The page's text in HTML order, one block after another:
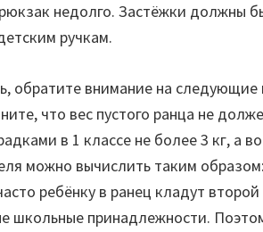
недолго. Застёжки должны
ручкам.
обратите внимание на
что вес пустого ранца не
в 1 классе не более 3 кг, а
можно вычислить таким
ребёнку в ранец кладут
школьные принадлежности.